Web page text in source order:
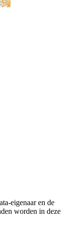
eigenaar en de
worden in deze